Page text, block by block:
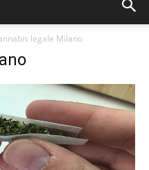
legale Milano